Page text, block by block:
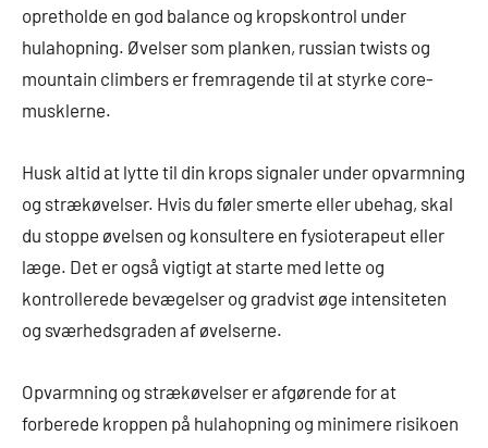
opretholde en god balance og kropskontrol under
hulahopning. Øvelser som planken, russian twists og
mountain climbers er fremragende til at styrke core-
musklerne.
Husk altid at lytte til din krops signaler under opvarmning
og strækøvelser. Hvis du føler smerte eller ubehag, skal
du stoppe øvelsen og konsultere en fysioterapeut eller
læge. Det er også vigtigt at starte med lette og
kontrollerede bevægelser og gradvist øge intensiteten
og sværhedsgraden af ​​øvelserne.
Opvarmning og strækøvelser er afgørende for at
forberede kroppen på hulahopning og minimere risikoen